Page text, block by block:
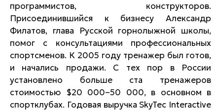
программистов, конструкторов.
Присоединившийся к бизнесу Александр
Филатов, глава Русской горнолыжной школы,
помог с консультациями профессиональных
спортсменов. К 2005 году тренажер был готов,
и начались продажи. С тех пор в России
установлено больше ста тренажеров
стоимостью $20 000–50 000, в основном в
спортклубах. Годовая выручка SkyTec Interactive